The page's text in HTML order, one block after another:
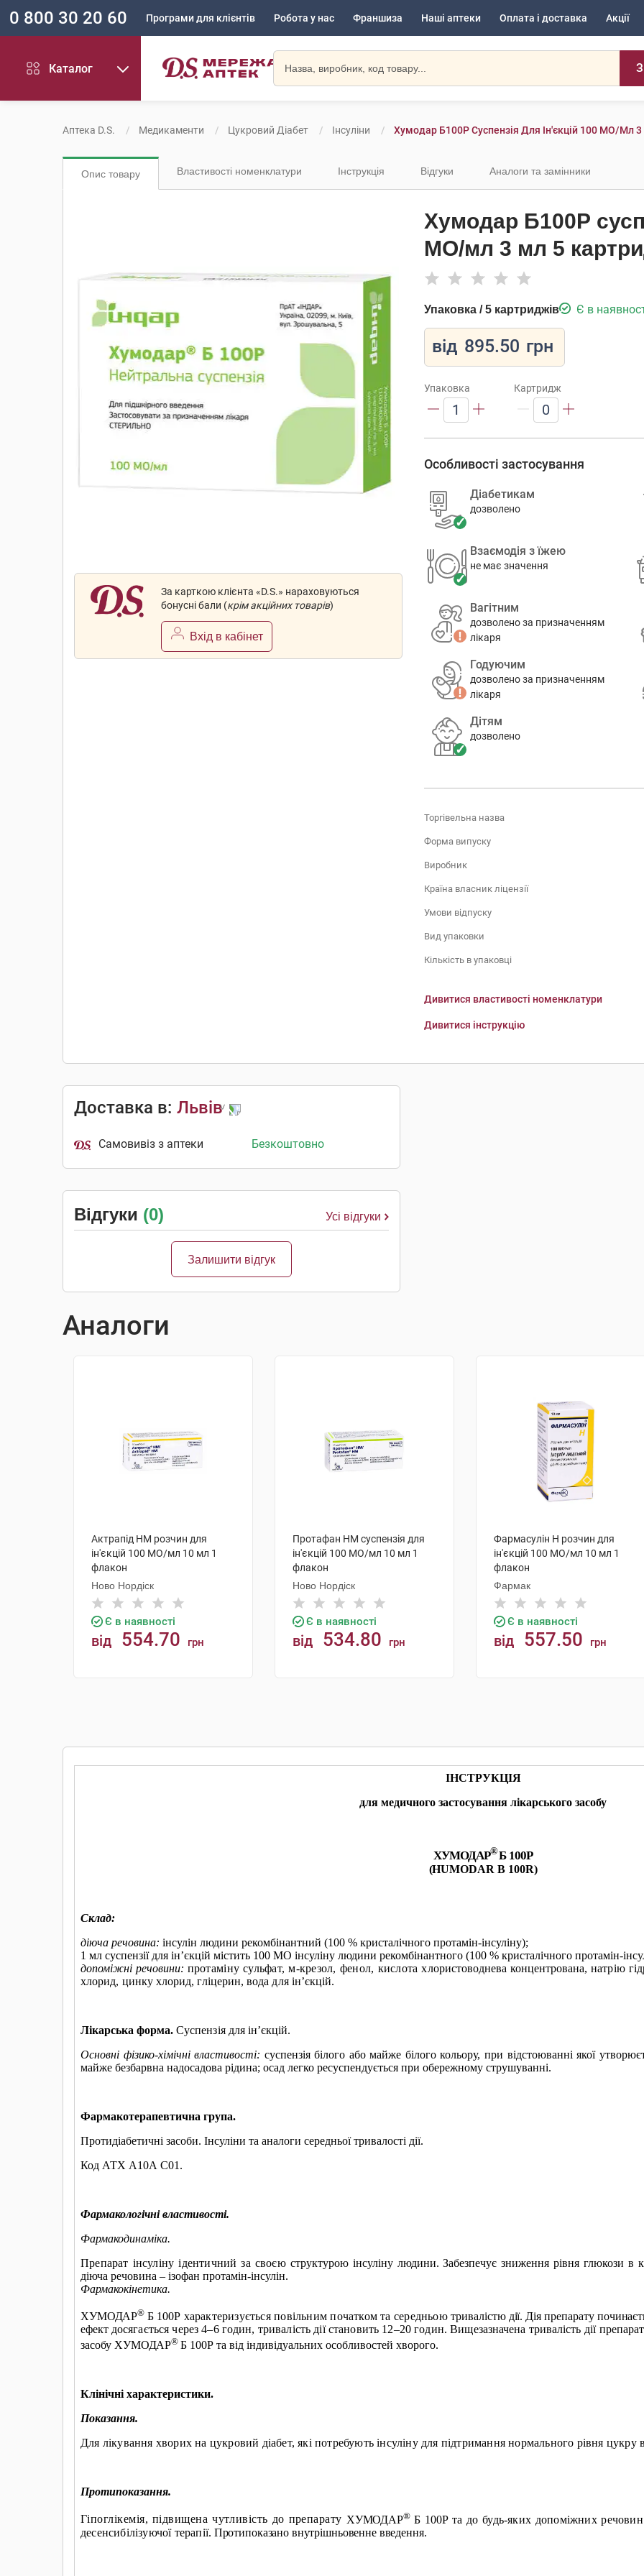
0 800 30 20 60 Програми для клієнтів Робота у нас Франшиза Наші аптеки Оплата і доставка Акції
Каталог
Аптека D.S. Медикаменти Цукровий Діабет Інсуліни Хумодар Б100Р Суспензія Для Ін'єкцій 100 МО/мл
Опис товару Властивості номенклатури Інструкція Відгуки Аналоги та замінники
За карткою клієнта «D.S.» нараховуються
бонусні бали (крім акційних товарів)
Вхід в кабінет
Хумодар Б100Р
МО/мл 3 мл 5
Упаковка / 5 картриджів Є в
від 895.50 грн
Упаковка
1
Картридж
0
Особливості застосування
Діабетикам
дозволено
Взаємодія з їжею
не має значення
Вагітним
дозволено за призначенням
лікаря
Годуючим
дозволено за призначенням
лікаря
Дітям
дозволено
Торгівельна назва
Форма випуску
Виробник
Країна власник ліцензії
Умови відпуску
Вид упаковки
Кількість в упаковці
Дивитися властивості номенклатури
Дивитися інструкцію
Доставка в: Львів
Самовивіз з аптеки Безкоштовно
Відгуки (0) Усі відгуки
Залишити відгук
Аналоги
Актрапід НМ розчин для
ін'єкцій 100 МО/мл 10 мл 1
флакон
Ново Нордіск
Є в наявності
від 554.70 грн
Протафан НМ суспензія для
ін'єкцій 100 МО/мл 10 мл 1
флакон
Ново Нордіск
Є в наявності
від 534.80 грн
Фармасулін H розчин для
ін'єкцій 100 МО/мл 10 мл 1
флакон
Фармак
Є в наявності
від 557.50 грн